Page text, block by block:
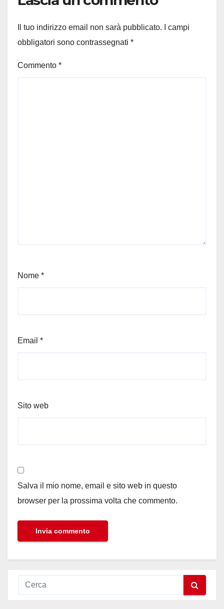
Il tuo indirizzo email non sarà pubblicato.
I campi
obbligatori sono contrassegnati *
Commento *
Nome *
Email *
Sito web
Salva il mio nome, email e sito web in questo
browser per la prossima volta che commento.